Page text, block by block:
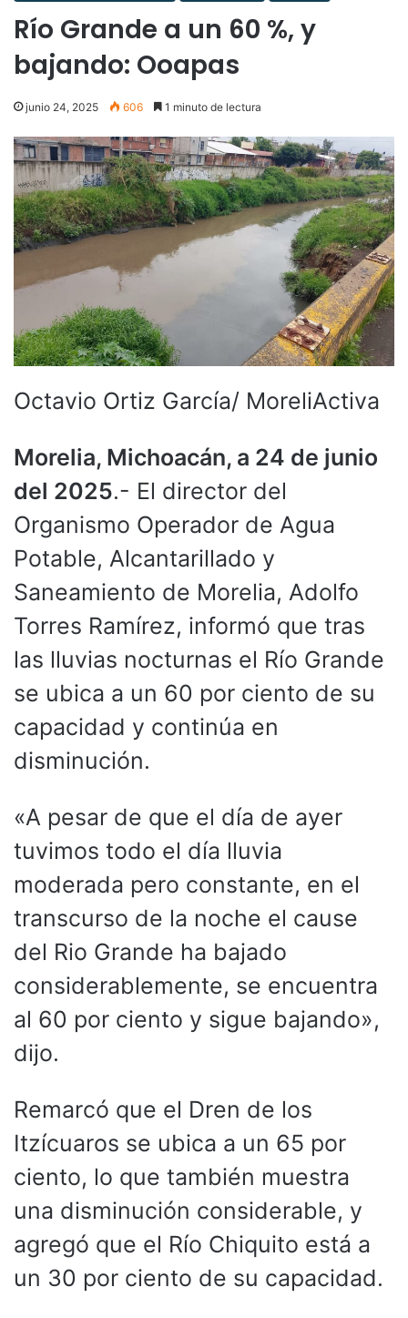
Río Grande a un 60 %, y
bajando: Ooapas
junio 24, 2025 606 1 minuto de lectura
Octavio Ortiz García/ MoreliActiva
Morelia, Michoacán, a 24 de junio
del 2025.- El director del
Organismo Operador de Agua
Potable, Alcantarillado y
Saneamiento de Morelia, Adolfo
Torres Ramírez, informó que tras
las lluvias nocturnas el Río Grande
se ubica a un 60 por ciento de su
capacidad y continúa en
disminución.
«A pesar de que el día de ayer
tuvimos todo el día lluvia
moderada pero constante, en el
transcurso de la noche el cause
del Rio Grande ha bajado
considerablemente, se encuentra
al 60 por ciento y sigue bajando»,
dijo.
Remarcó que el Dren de los
Itzícuaros se ubica a un 65 por
ciento, lo que también muestra
una disminución considerable, y
agregó que el Río Chiquito está a
un 30 por ciento de su capacidad.